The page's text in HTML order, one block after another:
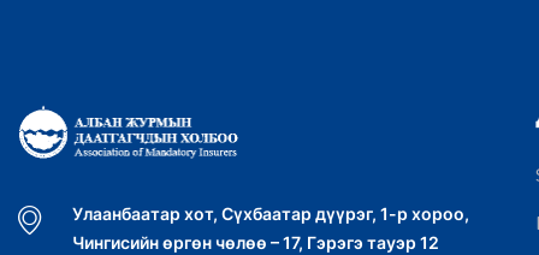
Улаанбаатар хот, Сүхбаатар дүүрэг, 1-р хороо,
Чингисийн өргөн чөлөө – 17, Гэрэгэ тауэр 12